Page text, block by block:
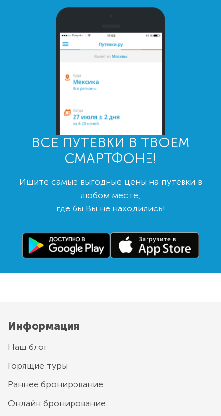
ВСЕ ПУТЕВКИ В ТВОЕМ
СМАРТФОНЕ!
Ищите самые выгодные цены на путевки в
любом месте,
где бы Вы не находились!
Информация
Наш блог
Горящие туры
Раннее бронирование
Онлайн бронирование